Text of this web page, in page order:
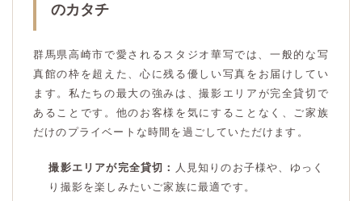
のカタチ
群馬県高崎市で愛されるスタジオ華写では、一般的な写
真館の枠を超えた、心に残る優しい写真をお届けしてい
ます。私たちの最大の強みは、撮影エリアが完全貸切で
あることです。他のお客様を気にすることなく、ご家族
だけのプライベートな時間を過ごしていただけます。
撮影エリアが完全貸切：
人見知りのお子様や、ゆっく
り撮影を楽しみたいご家族に最適です。